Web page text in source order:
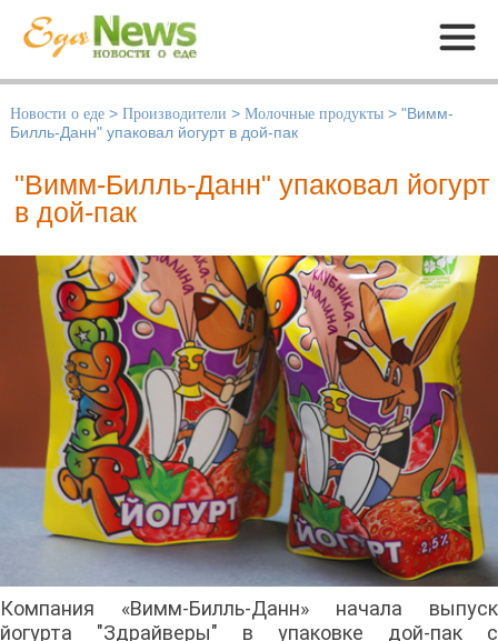
Меню
Новости о еде > Производители > Молочные продукты > "Вимм-
Билль-Данн" упаковал йогурт в дой-пак
"Вимм-Билль-Данн" упаковал йогурт
в дой-пак
Компания «Вимм-Билль-Данн» начала выпуск
йогурта "Здрайверы" в упаковке дой-пак с